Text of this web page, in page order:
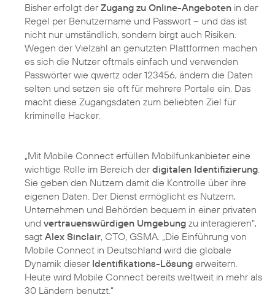
Bisher erfolgt derZugang zu Online-Angeboten in der
Regel per Benutzername und Passwort – und das ist
nicht nur umständlich, sondern birgt auch Risiken.
Wegen der Vielzahl an genutzten Plattformen machen
es sich die Nutzer oftmals einfach und verwenden
Passwörter wie qwertz oder 123456, ändern die Daten
selten und setzen sie oft für mehrere Portale ein. Das
macht diese Zugangsdaten zum beliebten Ziel für
kriminelle Hacker.
„Mit Mobile Connect erfüllen Mobilfunkanbieter eine
wichtige Rolle im Bereich derdigitalen Identifizierung
Sie geben den Nutzern damit die Kontrolle über ihre
eigenen Daten. Der Dienst ermöglicht es Nutzern,
Unternehmen und Behörden bequem in einer privaten
und vertrauenswürdigen Umgebung zu interagieren",
sagt Alex Sinclair, CTO, GSMA. „Die Einführung von
Mobile Connect in Deutschland wird die globale
Dynamik dieser Identifikations-Lösung erweitern.
Heute wird Mobile Connect bereits weltweit in mehr als
30 Ländern benutzt.“